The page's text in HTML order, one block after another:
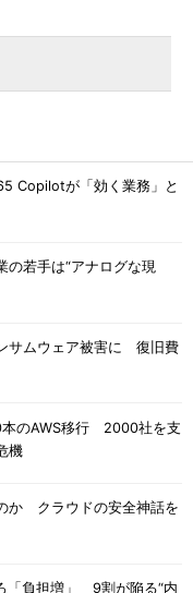
Copilotが「効く業務」と
の若手は“アナログな現
サムウェア被害に 復旧費
本のAWS移行 2000社を支
機
か クラウドの安全神話を
「負担増」 9割が陥る“内